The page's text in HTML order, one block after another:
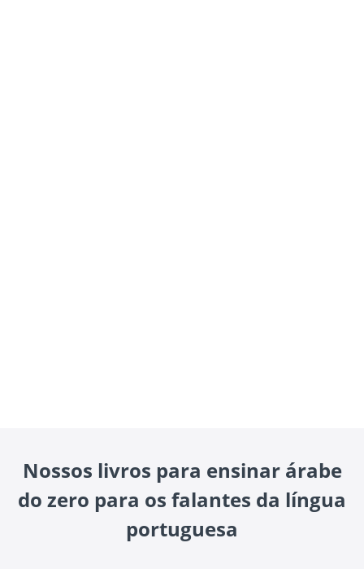
Nossos livros para ensinar árabe
do zero para os falantes da língua
portuguesa